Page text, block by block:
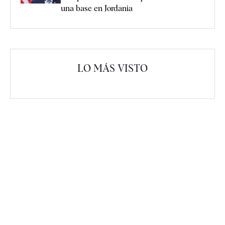
una base en Jordania
LO MÁS VISTO